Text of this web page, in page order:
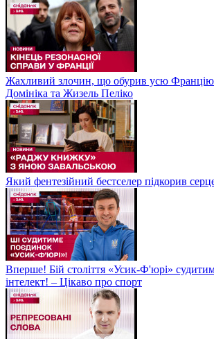
Жахливий злочин, що обурив усю
Домініка та Жизель Пеліко
Який фентезійний бестселер підкорив
Вперше! Бій століття «Усик-Ф'юрі»
інтелект! – Цікаво про спорт